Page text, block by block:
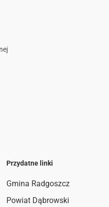
Przydatne linki
Gmina Radgoszcz
Powiat Dąbrowski